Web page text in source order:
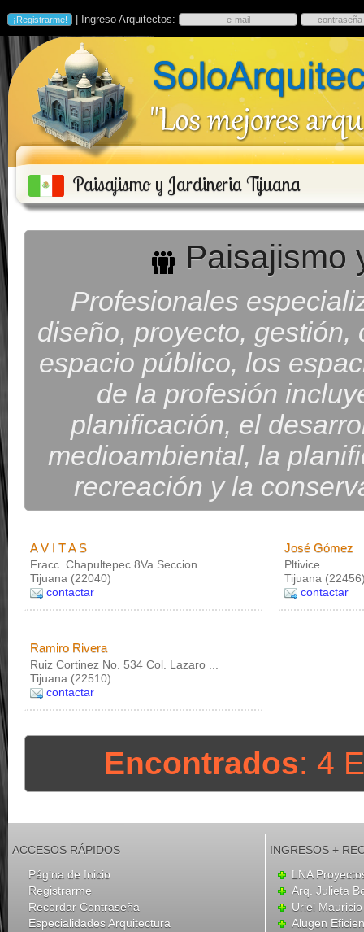
| Ingreso Arquitectos:
Paisajismo y Jardineria Tijuana
Paisajismo
Profesionales
diseño, proyecto,
espacio público, los
de la profesión
planificación, el
medioambiental, la
recreación y la
A V I T A S
Fracc. Chapultepec 8Va Seccion.
Tijuana (22040)
contactar
José Gómez
Pltivice
Tijuana
contactar
Ramiro Rivera
Ruiz Cortinez No. 534 Col. Lazaro ...
Tijuana (22510)
contactar
Encontrados: 4
ACCESOS RÁPIDOS
Página de Inicio
Registrarme
Recordar Contraseña
Especialidades Arquitectura
INGRESOS +
LNA
Arq. Julieta
Uriel
Alugen